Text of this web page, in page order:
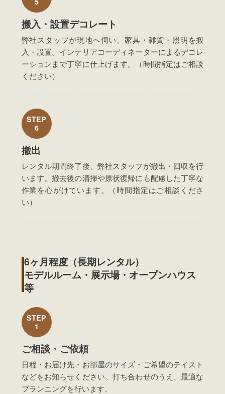
搬入・設置デコレート
弊社スタッフが現地へ伺い、家具・雑貨・照明を搬
入・設置。インテリアコーディネーターによるデコレ
ーションまで丁寧に仕上げます。（時間指定はご相談
ください）
STEP
6
撤出
レンタル期間終了後、弊社スタッフが撤出・回収を行
います。撤去後の清掃や原状復帰にも配慮した丁寧な
作業を心がけています。（時間指定はご相談くださ
い）
6ヶ月程度（長期レンタル）
モデルルーム・展示場・オープンハウス
等
STEP
1
ご相談・ご依頼
日程・お届け先・お部屋のサイズ・ご希望のテイスト
などをお知らせください。打ち合わせのうえ、最適な
プランニングを行います。